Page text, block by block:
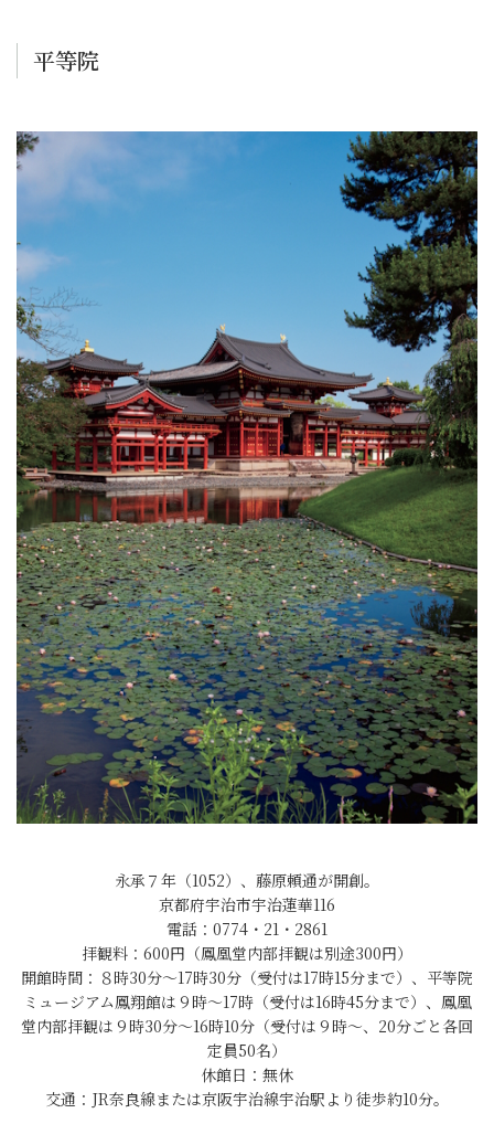
平等院
永承７年（1052）、藤原頼通が開創。
京都府宇治市宇治蓮華116
電話：0774・21・2861
拝観料：600円（鳳凰堂内部拝観は別途300円）
開館時間：８時30分～17時30分（受付は17時15分まで）、平等院
ミュージアム鳳翔館は９時～17時（受付は16時45分まで）、鳳凰
堂内部拝観は９時30分～16時10分（受付は９時～、20分ごと各回
定員50名）
休館日：無休
交通：JR奈良線または京阪宇治線宇治駅より徒歩約10分。